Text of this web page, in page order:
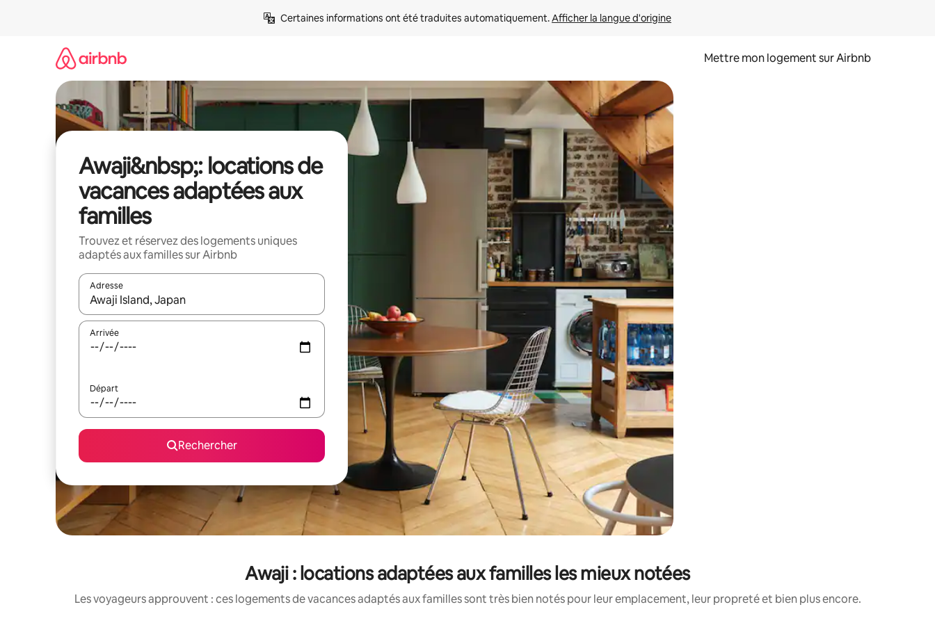
Certaines informations ont été traduites automatiquement. Afficher la langue d'origine
Mettre mon logement sur Airbnb
Awaji&nbsp;: locations de
vacances adaptées aux
familles
Trouvez et réservez des logements uniques
adaptés aux familles sur Airbnb
Adresse
Lorsque les résultats s'affichent, utilisez les flèches vers le haut et vers le bas pour les parcourir ou en appuyant et en faisant glisser.
Arrivée
Départ
Rechercher
Awaji : locations adaptées aux familles les mieux notées
Les voyageurs approuvent : ces logements de vacances adaptés aux familles sont très bien notés pour leur emplacement, leur propreté et bien plus encore.